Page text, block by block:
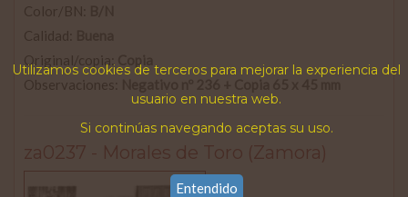
Color/BN:
Calidad:
Original/copia:
Observaciones:
za0237 - Morales de Toro (Zamora)
Utilizamos cookies de terceros para mejorar la experiencia del
usuario en nuestra web.
Si continúas navegando aceptas su uso.
Entendido